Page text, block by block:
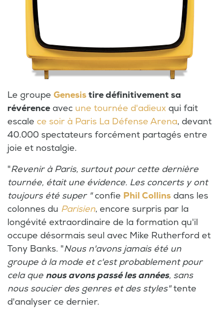
Le groupe Genesistire définitivement sa
révérence avec une tournée d'adieux qui fait
escale ce soir à Paris La Défense Arena, devant
40.000 spectateurs forcément partagés entre
joie et nostalgie.
"Revenir à Paris, surtout pour cette dernière
tournée, était une évidence. Les concerts y ont
toujours été super "confie Phil Collins dans les
colonnes du Parisien, encore surpris par la
longévité extraordinaire de la formation qu'il
occupe désormais seul avec Mike Rutherford et
Tony Banks. "Nous n'avons jamais été un
groupe à la mode et c'est probablement pour
cela que nous avons passé les années, sans
nous soucier des genres et des styles"tente
d'analyser ce dernier.